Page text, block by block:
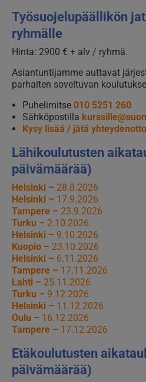
Työsuojelupäällikön
ryhmälle
Hinta: 2900 € + alv / ryhmä.
Asiantuntijamme auttavat
parhaiten soveltuvan
Puhelimitse 010 5251 260
Sähköpostilla
Kysy lisää / jätä
Lähikoulutusten
päivämäärää)
Helsinki – 28.8.2026
Helsinki – 17.9.2026
Tampere – 23.9.2026
Turku – 2.10.2026
Helsinki – 9.10.2026
Kuopio – 23.10.2026
Helsinki – 6.11.2026
Tampere – 17.11.2026
Lahti – 25.11.2026
Turku – 9.12.2026
Helsinki – 11.12.2026
Oulu – 16.12.2026
Tampere – 17.12.2026
Etäkoulutusten
päivämäärää)